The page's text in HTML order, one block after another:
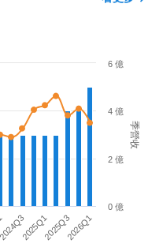
季營收
2025Q12025Q32026Q1
0 億
2 億
4 億
6 億